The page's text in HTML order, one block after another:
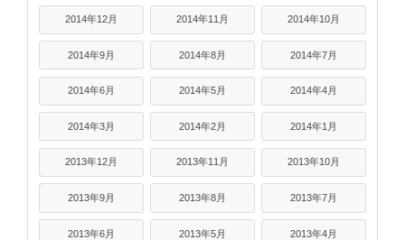
2014年12月 2014年11月 2014年10月
2014年9月 2014年8月 2014年7月
2014年6月 2014年5月 2014年4月
2014年3月 2014年2月 2014年1月
2013年12月 2013年11月 2013年10月
2013年9月 2013年8月 2013年7月
2013年6月 2013年5月 2013年4月